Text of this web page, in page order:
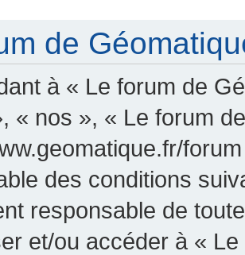
de
à « Le forum de
« nos », « Le forum
des conditions
responsable de
et/ou accéder à «